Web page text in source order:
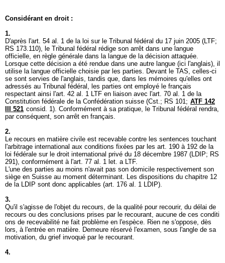
Considérant en droit :
1.
D'après l'art. 54 al. 1 de la loi sur le Tribunal fédéral du 17 juin 2005 (LTF;
RS 173.110), le Tribunal fédéral rédige son arrêt dans une langue
officielle, en règle générale dans la langue de la décision attaquée.
Lorsque cette décision a été rendue dans une autre langue (ici l'anglais), il
utilise la langue officielle choisie par les parties. Devant le TAS, celles-ci
se sont servies de l'anglais, tandis que, dans les mémoires qu'elles ont
adressés au Tribunal fédéral, les parties ont employé le français
respectant ainsi l'art. 42 al. 1 LTF en liaison avec l'art. 70 al. 1 de la
Constitution fédérale de la Confédération suisse (Cst.; RS 101; ATF 142
III 521 consid. 1). Conformément à sa pratique, le Tribunal fédéral rendra,
par conséquent, son arrêt en français.
2.
Le recours en matière civile est recevable contre les sentences touchant
l'arbitrage international aux conditions fixées par les art. 190 à 192 de la
loi fédérale sur le droit international privé du 18 décembre 1987 (LDIP; RS
291), conformément à l'art. 77 al. 1 let. a LTF.
L'une des parties au moins n'avait pas son domicile respectivement son
siège en Suisse au moment déterminant. Les dispositions du chapitre 12
de la LDIP sont donc applicables (art. 176 al. 1 LDIP).
3.
Qu'il s'agisse de l'objet du recours, de la qualité pour recourir, du délai de
recours ou des conclusions prises par le recourant, aucune de ces conditi
ons de recevabilité ne fait problème en l'espèce. Rien ne s'oppose, dès
lors, à l'entrée en matière. Demeure réservé l'examen, sous l'angle de sa
motivation, du grief invoqué par le recourant.
4.